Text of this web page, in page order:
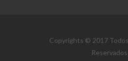
Copyrights © 2017
Reservados